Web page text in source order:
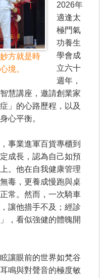
方就是時
境。
2026年
適逢太
極門氣
功養生
學會成
立六十
週年，
慧講座，邀請創業家
」的心路歷程，以及
心平衡。
業進軍百貨專櫃到
成長，認為自己如預
。他在自我健康管理
毒，更養成慢跑與桌
常。然而，一次騎車
讓他措手不及；經診
，看似強健的體魄開
眼前的世界如梵谷
鳴與對聲音的極度敏